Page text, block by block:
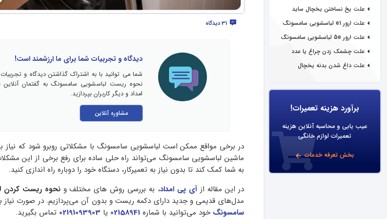
علت یخ نساختن یخچال ساید
علت ارور e1 لباسشویی سامسونگ
علت ارور 5e لباسشویی سامسونگ
علت چشمک زدن چراغ یا عدد
علت داغ شدن بدنه یخچال
برآورد هزینه تعمیرات!
عیب یابی و محاسبه آنلاین هزینه
تعمیرات لوازم خانگی
بخش تعرفه خدمات
31 دیدگاه
دیدگاه و تجربیات شما برای ما ارزشمند است!
شما می توانید با به اشتراک گذاشتن دیدگاه و
نحوه ریست لباسشویی سامسونگ به گفتمان آنلاین
امداد و دیگر کاربران بپردازید.
مشاوره آنلاین
در برخی مواقع ممکن است لباسشویی سامسونگ با مشکلاتی روبرو شود که
ماشین لباسشویی سامسونگ می‌‌تواند راه حلی ساده برای رفع برخی از این
به شما کمک کند تا بدون نیاز به تعمیرکار، دستگاه خود را دوباره راه اندازی کنید.
در این مقاله از آی پی امداد، به بررسی روش‌ های مختلف ونحوه ریست کردن
مدل‌‌های قدیمی و جدید دارای دکمه ریست و بدون آن می‌‌پردازیم. در صورت نیاز
سامسونگ خود می‌توانید با شماره 02158941 یا 02191093903 تماس بگیرید.